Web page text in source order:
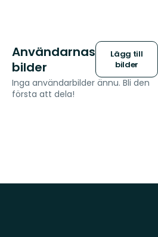
Användarnas
bilder
Lägg till
bilder
Inga användarbilder ännu. Bli den
första att dela!